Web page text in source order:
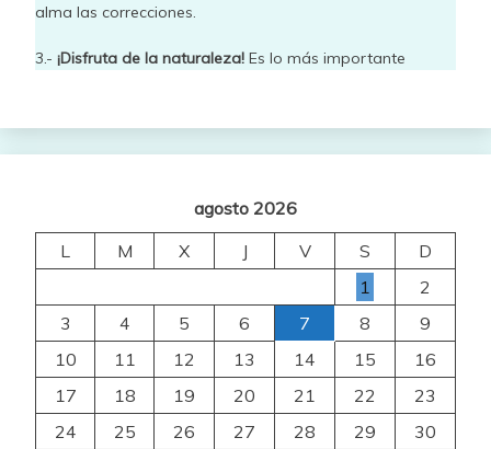
alma las correcciones.
3.- ¡Disfruta de la naturaleza! Es lo más importante
agosto 2026
L
M X J V S
D
1
2
3
4 5 6 7 8
9
10
11 12 13 14 15
16
17
18 19 20 21 22
23
24
25 26 27 28 29
30